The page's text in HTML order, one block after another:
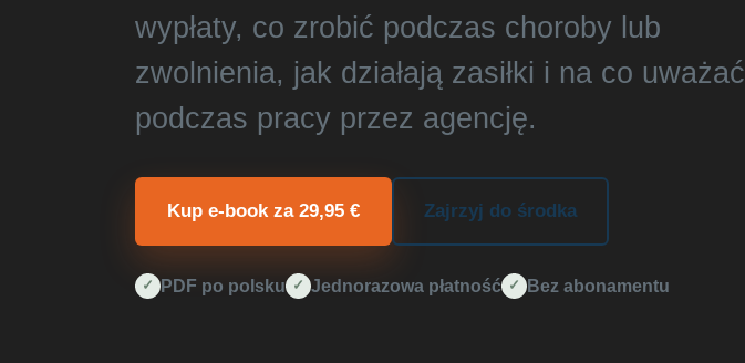
wypłaty, co zrobić podczas choroby lub
zwolnienia, jak działają zasiłki i na co uważać
podczas pracy przez agencję.
Kup e-book za 29,95 € Zajrzyj do środka
✓ PDF po polsku ✓ Jednorazowa płatność ✓ Bez abonamentu